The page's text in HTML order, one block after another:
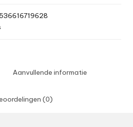
Aanvullende informatie
(0)